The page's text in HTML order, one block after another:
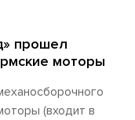
прошел
моторы
(входит в